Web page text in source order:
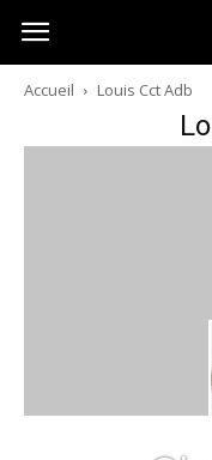
Australia-
australie.com
Accueil Louis Cct Adb